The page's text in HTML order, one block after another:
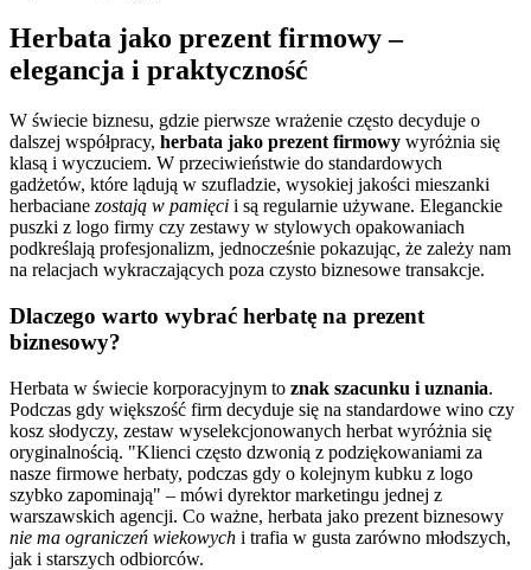
Herbata jako prezent firmowy –
elegancja i praktyczność
W świecie biznesu, gdzie pierwsze wrażenie często decyduje o
dalszej współpracy, herbata jako prezent firmowy wyróżnia się
klasą i wyczuciem. W przeciwieństwie do standardowych
gadżetów, które lądują w szufladzie, wysokiej jakości mieszanki
herbaciane zostają w pamięci i są regularnie używane. Eleganckie
puszki z logo firmy czy zestawy w stylowych opakowaniach
podkreślają profesjonalizm, jednocześnie pokazując, że zależy nam
na relacjach wykraczających poza czysto biznesowe transakcje.
Dlaczego warto wybrać herbatę na prezent
biznesowy?
Herbata w świecie korporacyjnym to znak szacunku i uznania.
Podczas gdy większość firm decyduje się na standardowe wino czy
kosz słodyczy, zestaw wyselekcjonowanych herbat wyróżnia się
oryginalnością.
Klienci często dzwonią z podziękowaniami za
nasze firmowe herbaty, podczas gdy o kolejnym kubku z logo
szybko zapominają
– mówi dyrektor marketingu jednej z
warszawskich agencji. Co ważne, herbata jako prezent biznesowy
nie ma ograniczeń wiekowych i trafia w gusta zarówno młodszych,
jak i starszych odbiorców.